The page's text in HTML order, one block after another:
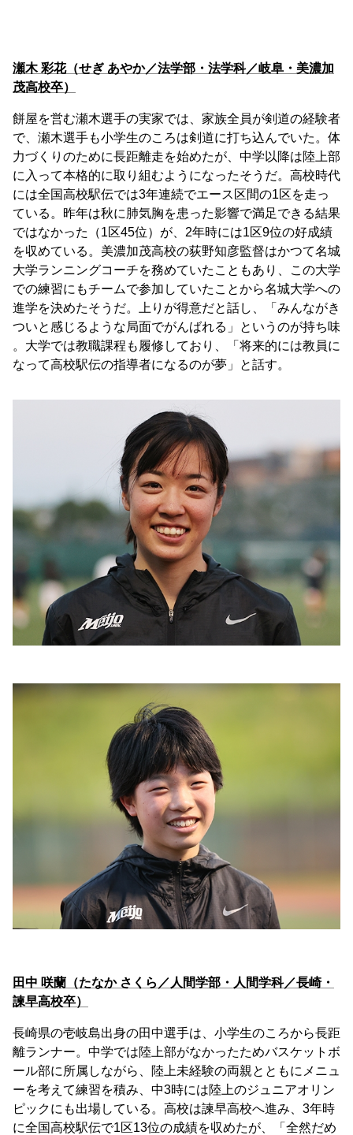
瀬木 彩花（せぎ あやか／法学部・法学科／岐阜・美濃加
茂高校卒）
餅屋を営む瀬木選手の実家では、家族全員が剣道の経験者
で、瀬木選手も小学生のころは剣道に打ち込んでいた。体
力づくりのために長距離走を始めたが、中学以降は陸上部
に入って本格的に取り組むようになったそうだ。高校時代
には全国高校駅伝では3年連続でエース区間の1区を走っ
ている。昨年は秋に肺気胸を患った影響で満足できる結果
ではなかった（1区45位）が、2年時には1区9位の好成績
を収めている。美濃加茂高校の荻野知彦監督はかつて名城
大学ランニングコーチを務めていたこともあり、この大学
での練習にもチームで参加していたことから名城大学への
進学を決めたそうだ。上りが得意だと話し、「みんながき
ついと感じるような局面でがんばれる」というのが持ち味
。大学では教職課程も履修しており、「将来的には教員に
なって高校駅伝の指導者になるのが夢」と話す。
田中 咲蘭（たなか さくら／人間学部・人間学科／長崎・
諫早高校卒）
長崎県の壱岐島出身の田中選手は、小学生のころから長距
離ランナー。中学では陸上部がなかったためバスケットボ
ール部に所属しながら、陸上未経験の両親とともにメニュ
ーを考えて練習を積み、中3時には陸上のジュニアオリン
ピックにも出場している。高校は諫早高校へ進み、3年時
に全国高校駅伝で1区13位の成績を収めたが、「全然だめ